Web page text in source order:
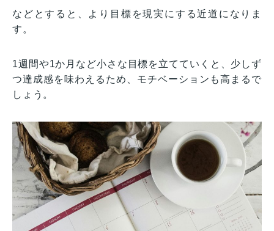
などとすると、より目標を現実にする近道になりま
す。
1週間や1か月など小さな目標を立てていくと、少しず
つ達成感を味わえるため、モチベーションも高まるで
しょう。